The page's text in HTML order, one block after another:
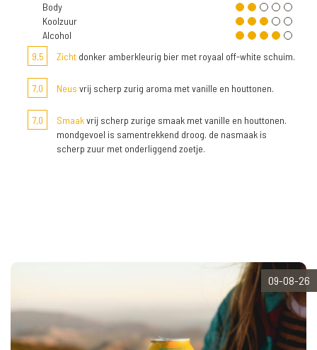
Body
Koolzuur
Alcohol
9,5
Zicht donker amberkleurig bier met royaal off-white schuim.
7,0 Neus vrij scherp zurig aroma met vanille en houttonen.
7,0 Smaakvrij scherp zurige smaak met vanille en houttonen.
mondgevoel is samentrekkend droog. de nasmaak is
scherp zuur met onderliggend zoetje.
09-08-26